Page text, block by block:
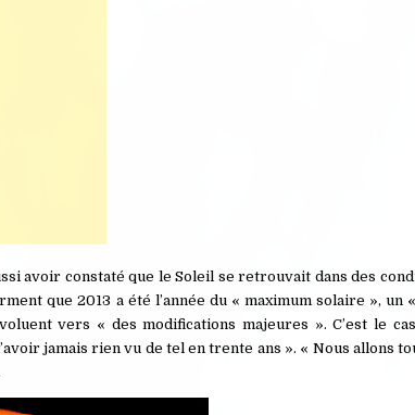
avoir constaté que le Soleil se retrouvait dans des
que 2013 a été l’année du « maximum solaire »,
vers « des modifications majeures ». C’est le
jamais rien vu de tel en trente ans ». « Nous